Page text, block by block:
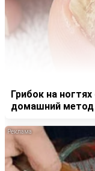
Грибок на
домашний метод